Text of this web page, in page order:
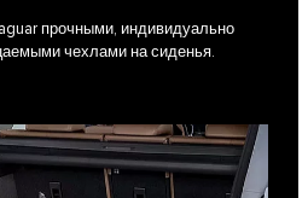
прочными, индивидуально
чехлами на сиденья.